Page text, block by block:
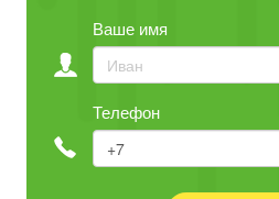
Ваше имя
Телефон